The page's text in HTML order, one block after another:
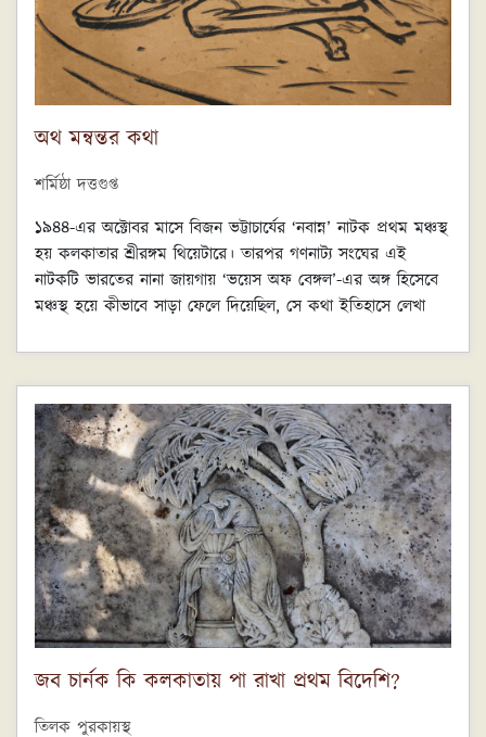
অথ মন্বন্তর কথা
শর্মিষ্ঠা দত্তগুপ্ত
১৯৪৪-এর অক্টোবর মাসে বিজন ভট্টাচার্যের ‘নবান্ন’ নাটক প্রথম মঞ্চস্থ
হয় কলকাতার শ্রীরঙ্গম থিয়েটারে। তারপর গণনাট্য সংঘের এই
নাটকটি ভারতের নানা জায়গায় ‘ভয়েস অফ বেঙ্গল’-এর অঙ্গ হিসেবে
মঞ্চস্থ হয়ে কীভাবে সাড়া ফেলে দিয়েছিল, সে কথা ইতিহাসে লেখা
‘নবান্ন’ নাটকের অভিনেতা-অভিনেত্রীদের মনে পঞ্চাশের মন্বন্তরের
অভিঘাত। যেমন ধরুন, সে সময়ে আশুতোষ কলেজের ছাত্রী ১৮/১৯
বছরের তৃপ্তি মিত্র কীভাবে দেখেছিলেন মন্বন্তরকে, ‘নবান্ন’-এ ছোট বউ
বিনোদিনীর ভূমিকায় অভিনয়ের সময় কীভাবে উৎসারিত হতো তাঁর
সেই দেখা—এগুলোর কথা আমাদের অজানাই রয়ে গেছে অনেকাংশে।
জব চার্নক কি কলকাতায় পা রাখা প্রথম বিদেশি?
তিলক পুরকায়স্থ